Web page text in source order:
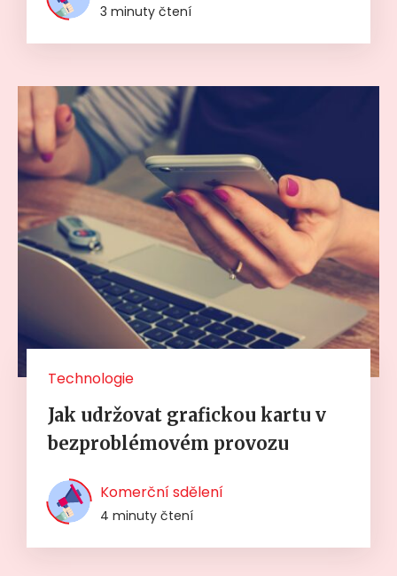
3 minuty čtení
Technologie
Jak udržovat grafickou kartu v
bezproblémovém provozu
Komerční sdělení
4 minuty čtení